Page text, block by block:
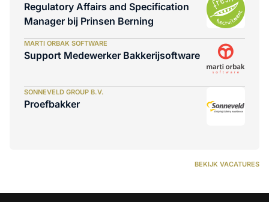
Regulatory Affairs and Specification
Manager bij Prinsen Berning
MARTI ORBAK SOFTWARE
Support Medewerker Bakkerijsoftware
SONNEVELD GROUP B.V.
Proefbakker
BEKIJK VACATURES